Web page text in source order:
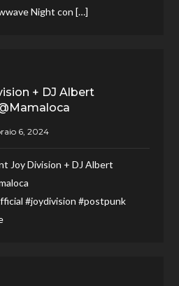
Night con […]
+ DJ Albert
Joy Division + DJ Albert
#joydivision #postpunk